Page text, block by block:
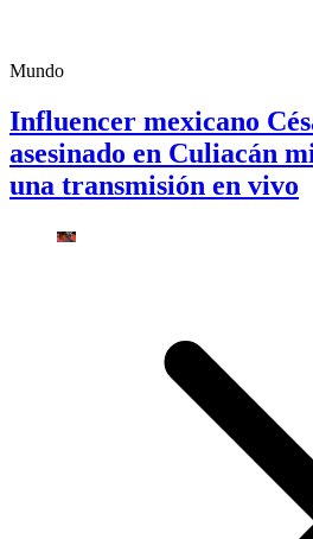
Mundo
Influencer mexicano
asesinado en Culiacán
una transmisión en vivo